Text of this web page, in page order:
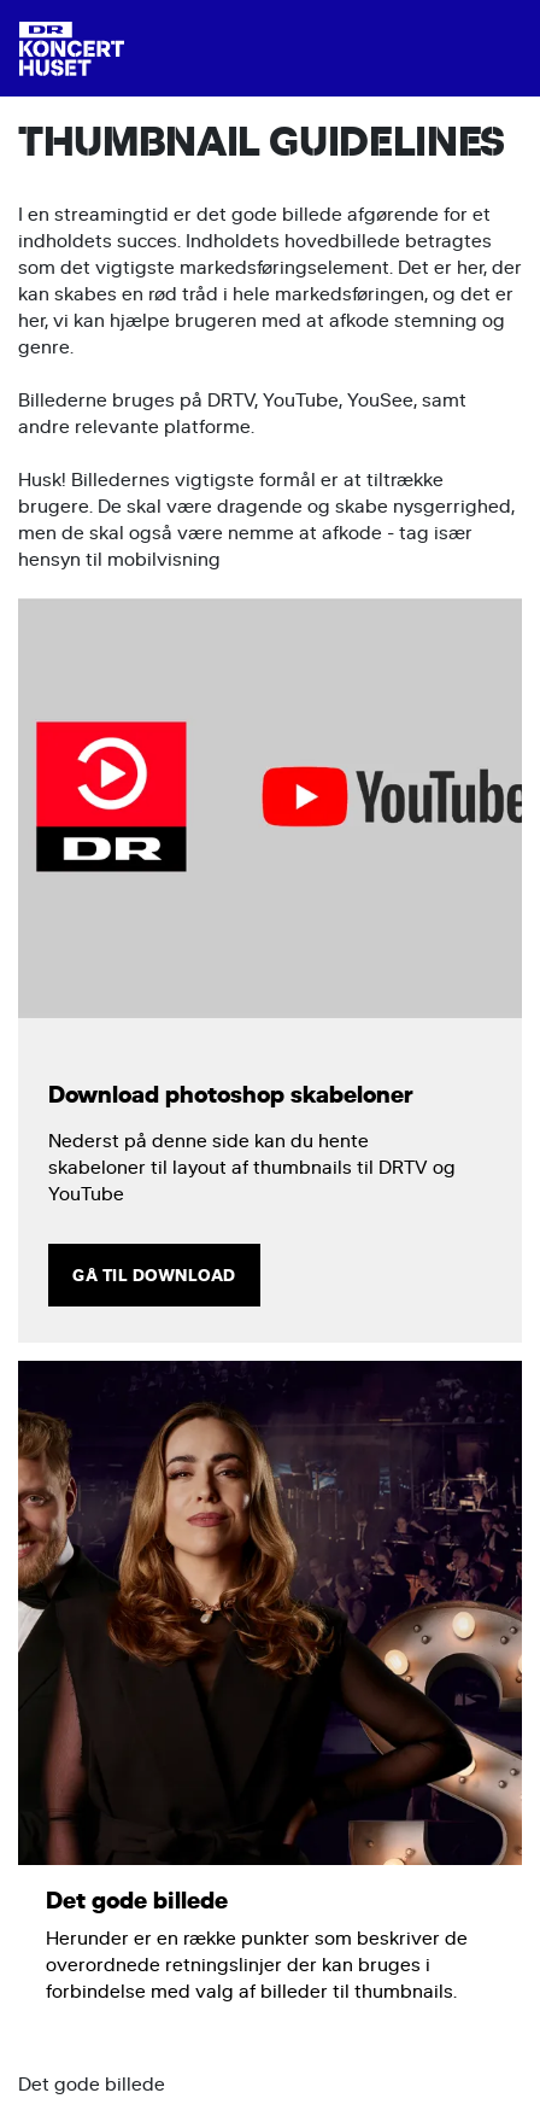
THUMBNAIL GUIDELINES
I en streamingtid er det gode billede afgørende for et
indholdets succes. Indholdets hovedbillede betragtes
som det vigtigste markedsføringselement. Det er her, der
kan skabes en rød tråd i hele markedsføringen, og det er
her, vi kan hjælpe brugeren med at afkode stemning og
genre.
Billederne bruges på DRTV, YouTube, YouSee, samt
andre relevante platforme.
Husk! Billedernes vigtigste formål er at tiltrække
brugere. De skal være dragende og skabe nysgerrighed,
men de skal også være nemme at afkode - tag især
hensyn til mobilvisning
Download photoshop skabeloner
Nederst på denne side kan du hente
skabeloner til layout af thumbnails til DRTV og
YouTube
GÅ TIL DOWNLOAD
Det gode billede
Herunder er en række punkter som beskriver de
overordnede retningslinjer der kan bruges i
forbindelse med valg af billeder til thumbnails.
Det gode billede